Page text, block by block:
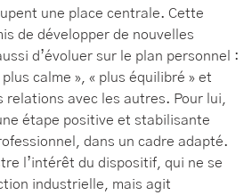
une place centrale. Cette
de développer de nouvelles
d’évoluer sur le plan personnel :
calme », « plus équilibré » et
relations avec les autres. Pour lui,
étape positive et stabilisante
dans un cadre adapté.
l’intérêt du dispositif, qui ne se
industrielle, mais agit